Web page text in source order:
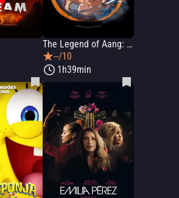
The Legend of Aang: The Last Airbender
--/10
1h39min